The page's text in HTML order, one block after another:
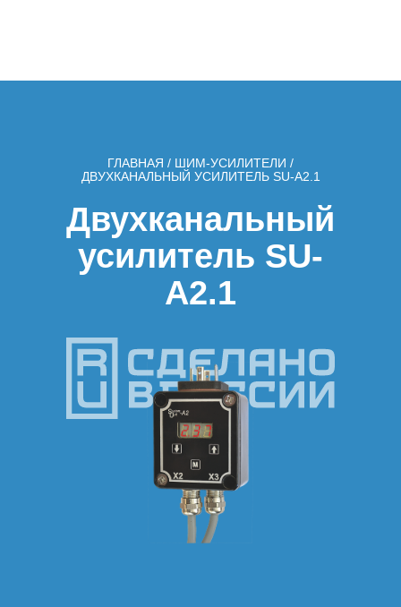
ГЛАВНАЯ / ШИМ-УСИЛИТЕЛИ /
ДВУХКАНАЛЬНЫЙ УСИЛИТЕЛЬ SU-A2.1
Двухканальный
усилитель SU-
A2.1